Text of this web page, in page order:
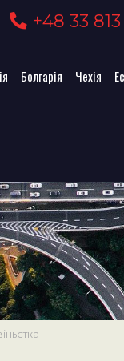
+48 33
Болгарія Чехія